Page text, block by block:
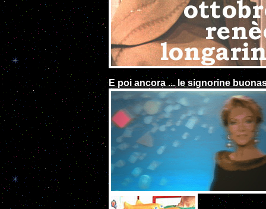
E poi ancora ... le signorine